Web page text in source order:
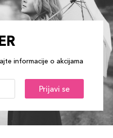
informacije o akcijama
Prijavi se